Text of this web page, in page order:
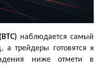
наблюдается самый
а трейдеры готовятся к
ниже отмети в